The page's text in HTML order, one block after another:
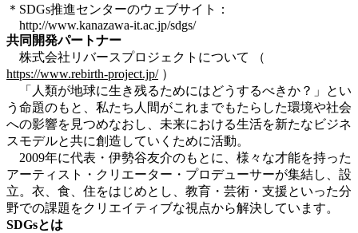
＊SDGs推進センターのウェブサイト：
http://www.kanazawa-it.ac.jp/sdgs/
共同開発パートナー
株式会社リバースプロジェクトについて （
https://www.rebirth-project.jp/）
「人類が地球に生き残るためにはどうするべきか？」とい
う命題のもと、私たち人間がこれまでもたらした環境や社会
への影響を見つめなおし、未来における生活を新たなビジネ
スモデルと共に創造していくために活動。
2009年に代表・伊勢谷友介のもとに、様々な才能を持った
アーティスト・クリエーター・プロデューサーが集結し、設
立。衣、食、住をはじめとし、教育・芸術・支援といった分
野での課題をクリエイティブな視点から解決しています。
SDGsとは